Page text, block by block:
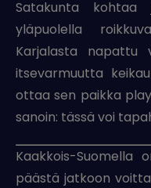
Satakunta
yläpuolella
Karjalasta napattu
itsevarmuutta
ottaa sen paikka
sanoin: tässä voi
Kaakkois-Suomella
päästä jatkoon